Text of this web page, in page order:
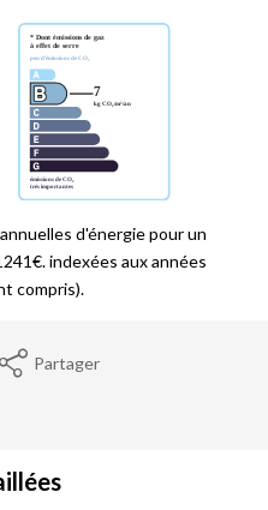
d'énergie pour un
indexées aux années
compris).
Partager